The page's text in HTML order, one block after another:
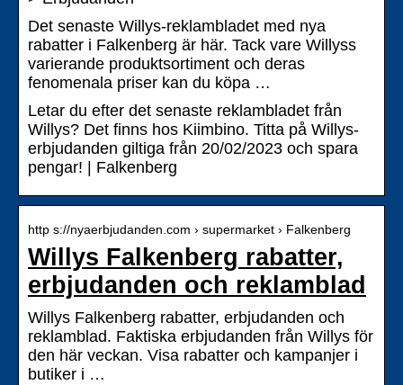
Det senaste Willys-reklambladet med nya
rabatter i Falkenberg är här. Tack vare Willyss
varierande produktsortiment och deras
fenomenala priser kan du köpa …
Letar du efter det senaste reklambladet från
Willys? Det finns hos Kiimbino. Titta på Willys-
erbjudanden giltiga från 20/02/2023 och spara
pengar! | Falkenberg
http s://nyaerbjudanden.com › supermarket › Falkenberg
Willys Falkenberg rabatter,
erbjudanden och reklamblad
Willys Falkenberg rabatter, erbjudanden och
reklamblad. Faktiska erbjudanden från Willys för
den här veckan. Visa rabatter och kampanjer i
butiker i …